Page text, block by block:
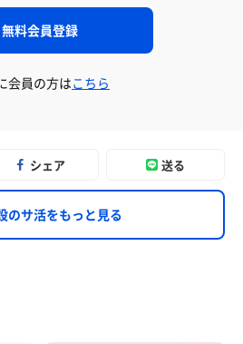
無料会員登録
会員の方はこちら
シェア 送る
のサ活をもっと見る